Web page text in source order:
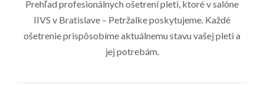
Prehľad profesionálnych ošetrení pleti, ktoré v salóne
IIVS v Bratislave – Petržalke poskytujeme. Každé
ošetrenie prispôsobíme aktuálnemu stavu vašej pleti a
jej potrebám.